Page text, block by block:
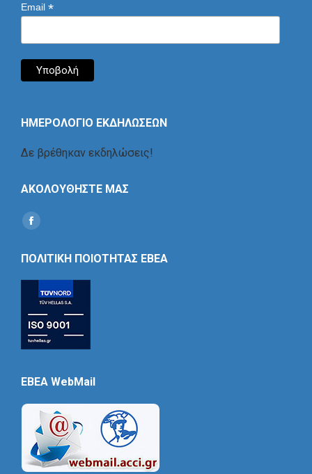
Email *
ΗΜΕΡΟΛΟΓΙΟ ΕΚΔΗΛΩΣΕΩΝ
Δε βρέθηκαν εκδηλώσεις!
ΑΚΟΛΟΥΘΗΣΤΕ ΜΑΣ
Find us on:
Social
ΠΟΛΙΤΙΚΗ ΠΟΙΟΤΗΤΑΣ ΕΒΕΑ
EBEA WebMail